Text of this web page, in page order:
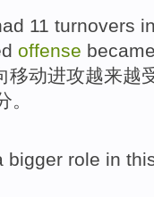
11 turnovers
offense
移动进攻越来越
。
bigger role in